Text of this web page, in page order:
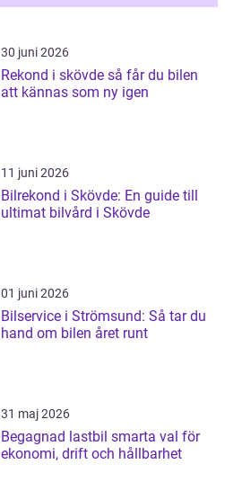
30 juni 2026
Rekond i skövde så får du bilen
att kännas som ny igen
11 juni 2026
Bilrekond i Skövde: En guide till
ultimat bilvård i Skövde
01 juni 2026
Bilservice i Strömsund: Så tar du
hand om bilen året runt
31 maj 2026
Begagnad lastbil smarta val för
ekonomi, drift och hållbarhet